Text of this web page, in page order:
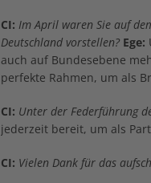
CI: Im April waren Sie auf
Deutschland vorstellen? Ege:
auch auf Bundesebene
perfekte Rahmen, um als
CI: Unter der Federführung
jederzeit bereit, um als
CI: Vielen Dank für das